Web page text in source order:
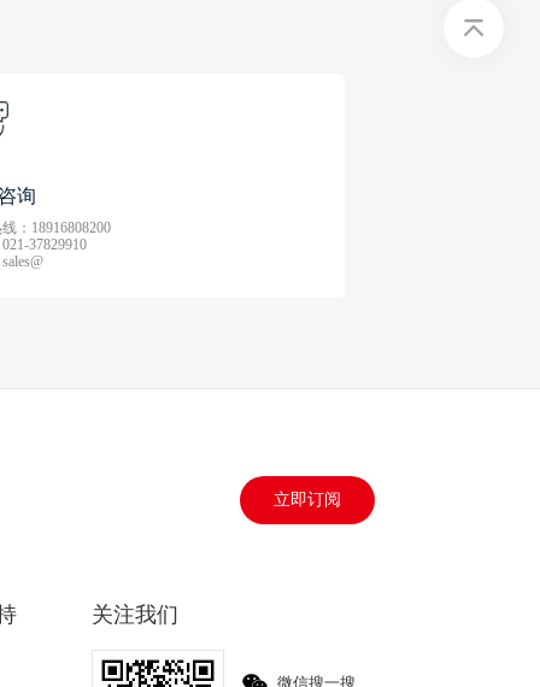
询
：18916808200
37829910
立即订阅
关注我们
微信搜一搜